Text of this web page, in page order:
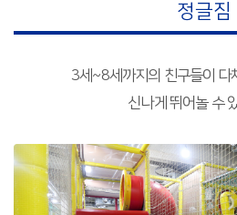
정글짐
3세~8세까지의 친구들이 다
신나게 뛰어놀 수